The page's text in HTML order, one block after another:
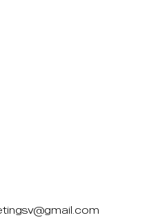
listos para ayudarte.